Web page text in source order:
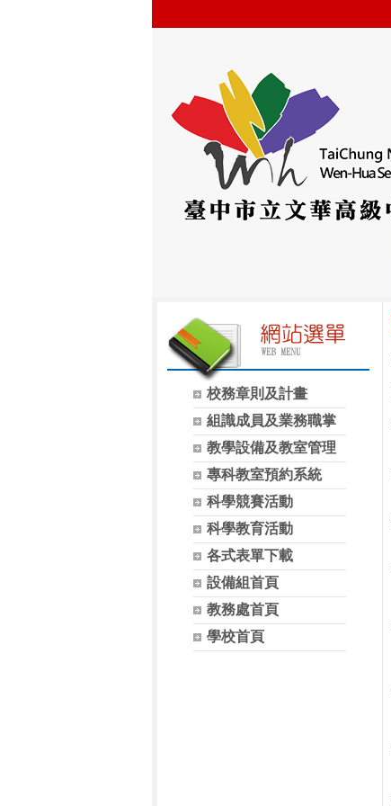
校務章則及計畫
組識成員及業務職掌
教學設備及教室管理
專科教室預約系統
科學競賽活動
科學教育活動
各式表單下載
設備組首頁
教務處首頁
學校首頁